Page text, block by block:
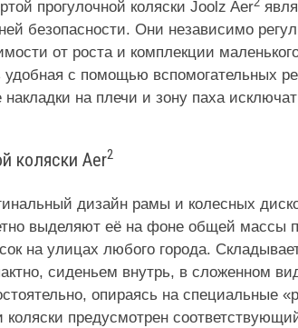
прогулочной коляски Joolz Aer
безопасности. Они независимо
от роста и комплекции
удобная с помощью вспомогательных
накладки на плечи и зону паха
коляски Aer2
дизайн рамы и колесных
выделяют её на фоне общей массы
на улицах любого города.
сиденьем внутрь, в сложенном
опираясь на специальные
коляски предусмотрен